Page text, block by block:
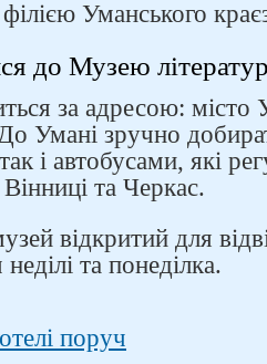
філією Уманського
до Музею
за адресою: місто
Умані зручно
і автобусами, які
та Черкас.
відкритий для
та понеділка.
поруч